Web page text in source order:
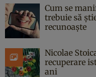
Cum se
trebuie să
recunoaște
Nicolae
recuperare
ani